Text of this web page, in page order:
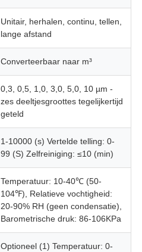
Unitair, herhalen, continu, tellen,
lange afstand
Converteerbaar naar m³
0,3, 0,5, 1,0, 3,0, 5,0, 10 µm -
zes deeltjesgroottes tegelijkertijd
geteld
1-10000 (s) Vertelde telling: 0-
99 (S) Zelfreiniging: ≤10 (min)
Temperatuur: 10-40℃ (50-
104℉), Relatieve vochtigheid:
20-90% RH (geen condensatie),
Barometrische druk: 86-106KPa
Optioneel (1) Temperatuur: 0-